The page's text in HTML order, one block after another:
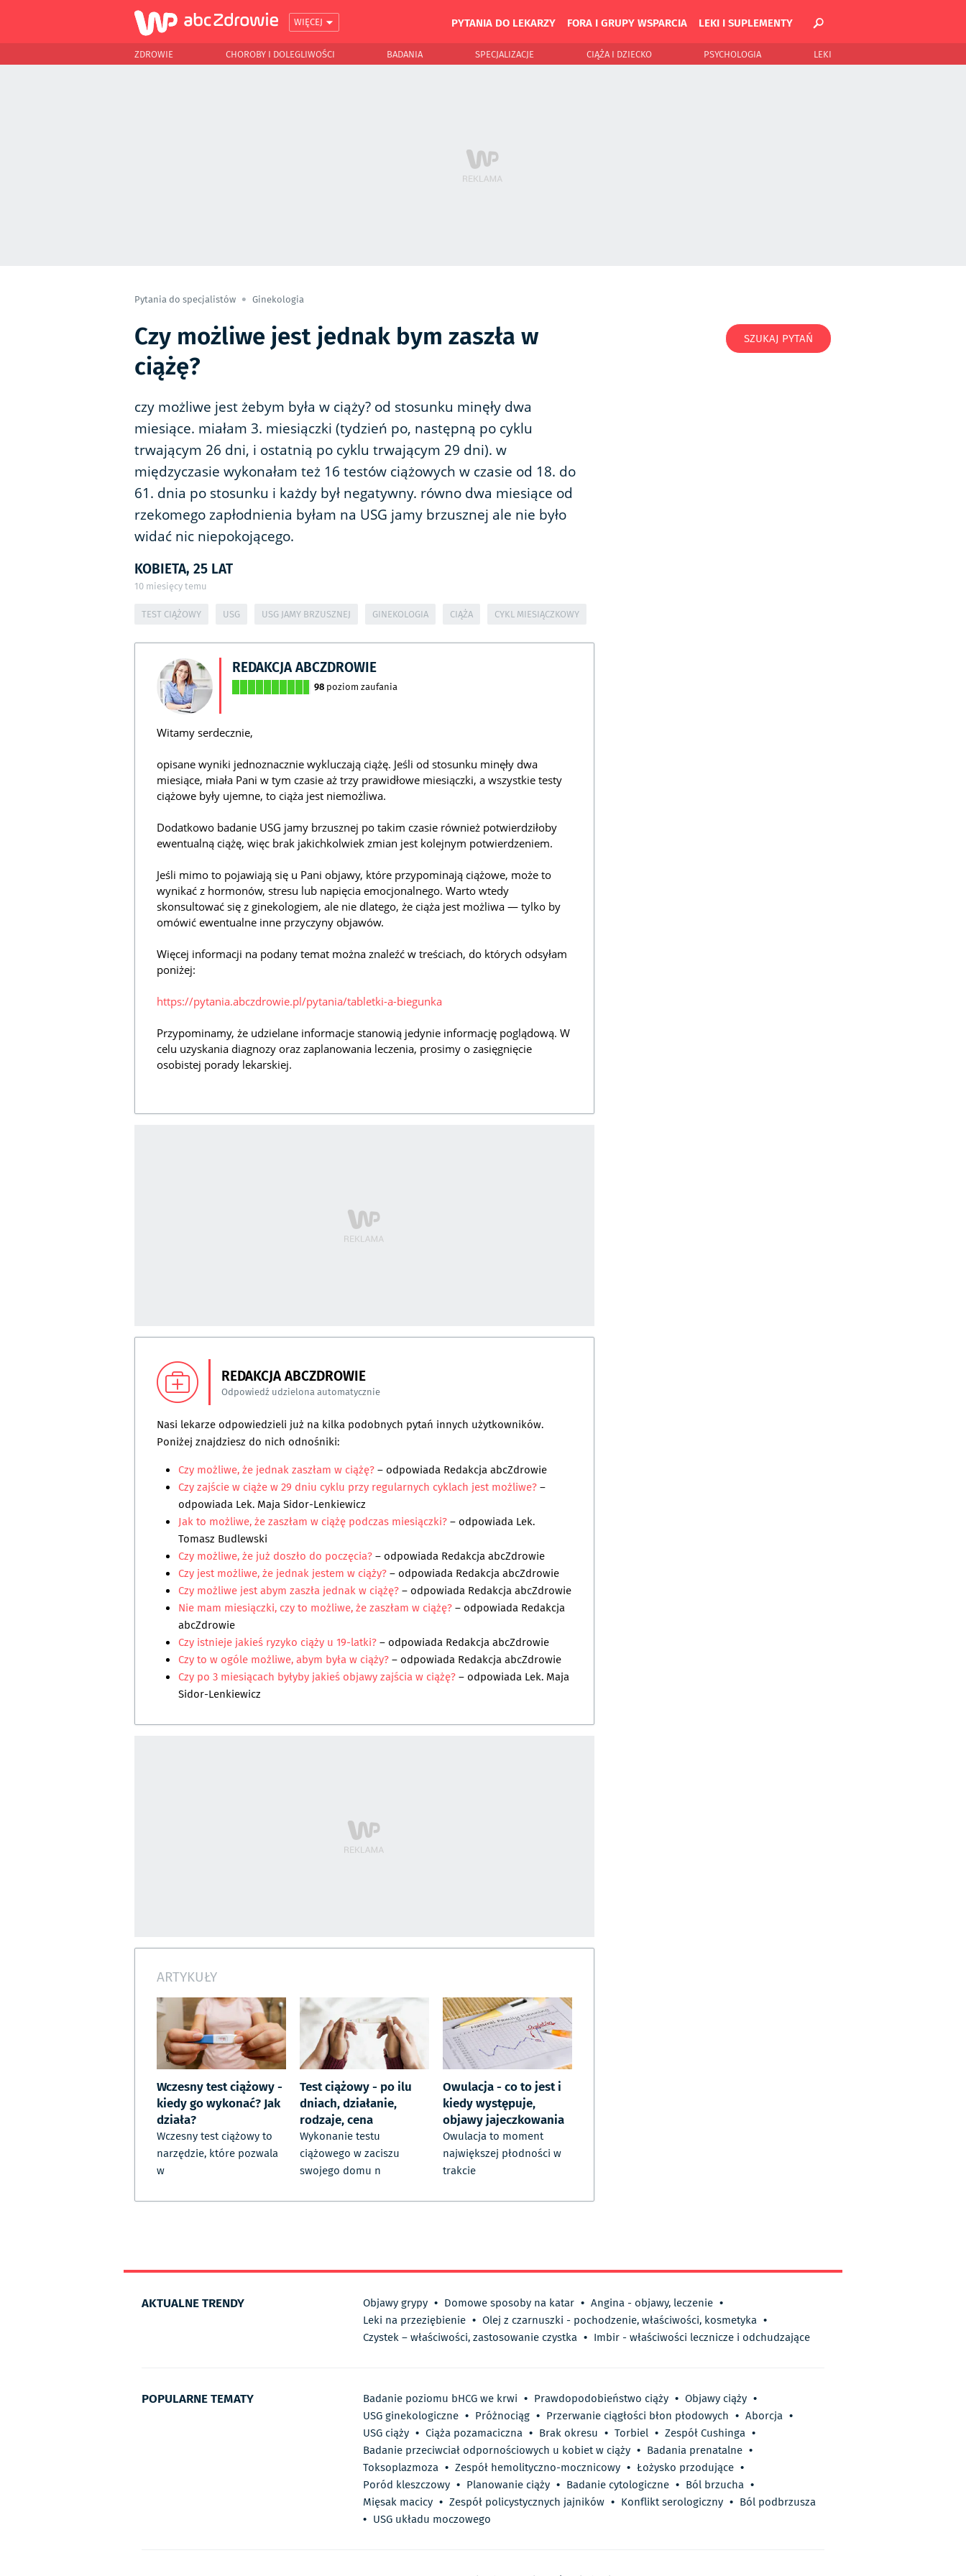
WIĘCEJ PYTANIA DO LEKARZY FORA I GRUPY WSPARCIA LEKI I SUPLEMENTY
ZDROWIE CHOROBY I DOLEGLIWOŚCI BADANIA SPECJALIZACJE CIĄŻA I DZIECKO PSYCHOLOGIA LEKI
Pytania do specjalistów Ginekologia
Czy możliwe jest jednak bym zaszła w
ciążę?
czy możliwe jest żebym była w ciąży? od stosunku minęły dwa
miesiące. miałam 3. miesiączki (tydzień po, następną po cyklu
trwającym 26 dni, i ostatnią po cyklu trwającym 29 dni). w
międzyczasie wykonałam też 16 testów ciążowych w czasie od 18. do
61. dnia po stosunku i każdy był negatywny. równo dwa miesiące od
rzekomego zapłodnienia byłam na USG jamy brzusznej ale nie było
widać nic niepokojącego.
KOBIETA, 25 LAT
10 miesięcy temu
TEST CIĄŻOWY USG USG JAMY BRZUSZNEJ GINEKOLOGIA CIĄŻA CYKL MIESIĄCZKOWY
REDAKCJA ABCZDROWIE
98 poziom zaufania
Witamy serdecznie,
opisane wyniki jednoznacznie wykluczają ciążę. Jeśli od stosunku minęły dwa
miesiące, miała Pani w tym czasie aż trzy prawidłowe miesiączki, a wszystkie testy
ciążowe były ujemne, to ciąża jest niemożliwa.
Dodatkowo badanie USG jamy brzusznej po takim czasie również potwierdziłoby
ewentualną ciążę, więc brak jakichkolwiek zmian jest kolejnym potwierdzeniem.
Jeśli mimo to pojawiają się u Pani objawy, które przypominają ciążowe, może to
wynikać z hormonów, stresu lub napięcia emocjonalnego. Warto wtedy
skonsultować się z ginekologiem, ale nie dlatego, że ciąża jest możliwa — tylko by
omówić ewentualne inne przyczyny objawów.
Więcej informacji na podany temat można znaleźć w treściach, do których odsyłam
poniżej:
https://pytania.abczdrowie.pl/pytania/tabletki-a-biegunka
Przypominamy, że udzielane informacje stanowią jedynie informację poglądową. W
celu uzyskania diagnozy oraz zaplanowania leczenia, prosimy o zasięgnięcie
osobistej porady lekarskiej.
REDAKCJA ABCZDROWIE
Odpowiedź udzielona automatycznie
Nasi lekarze odpowiedzieli już na kilka podobnych pytań innych użytkowników.
Poniżej znajdziesz do nich odnośniki:
Czy możliwe, że jednak zaszłam w ciążę?– odpowiada Redakcja abcZdrowie
Czy zajście w ciąże w 29 dniu cyklu przy regularnych cyklach jest możliwe?–
odpowiada Lek. Maja Sidor-Lenkiewicz
Jak to możliwe, że zaszłam w ciążę podczas miesiączki?– odpowiada Lek.
Tomasz Budlewski
Czy możliwe, że już doszło do poczęcia?– odpowiada Redakcja abcZdrowie
Czy jest możliwe, że jednak jestem w ciąży?– odpowiada Redakcja abcZdrowie
Czy możliwe jest abym zaszła jednak w ciążę?– odpowiada Redakcja abcZdrowie
Nie mam miesiączki, czy to możliwe, że zaszłam w ciążę?– odpowiada Redakcja
abcZdrowie
Czy istnieje jakieś ryzyko ciąży u 19-latki?– odpowiada Redakcja abcZdrowie
Czy to w ogóle możliwe, abym była w ciąży?– odpowiada Redakcja abcZdrowie
Czy po 3 miesiącach byłyby jakieś objawy zajścia w ciążę?– odpowiada Lek. Maja
Sidor-Lenkiewicz
ARTYKUŁY
Wczesny test ciążowy -
kiedy go wykonać? Jak
działa?
Wczesny test ciążowy to
narzędzie, które pozwala
w
Test ciążowy - po ilu
dniach, działanie,
rodzaje, cena
Wykonanie testu
ciążowego w zaciszu
swojego domu n
Owulacja - co to jest i
kiedy występuje,
objawy jajeczkowania
Owulacja to moment
największej płodności w
trakcie
SZUKAJ PYTAŃ
AKTUALNE TRENDY Objawy grypy • Domowe sposoby na katar • Angina - objawy, leczenie •
Leki na przeziębienie • Olej z czarnuszki - pochodzenie, właściwości, kosmetyka •
Czystek – właściwości, zastosowanie czystka • Imbir - właściwości lecznicze i odchudzające
POPULARNE TEMATY Badanie poziomu bHCG we krwi • Prawdopodobieństwo ciąży • Objawy ciąży •
USG ginekologiczne • Próżnociąg • Przerwanie ciągłości błon płodowych • Aborcja •
USG ciąży • Ciąża pozamaciczna • Brak okresu • Torbiel • Zespół Cushinga •
Badanie przeciwciał odpornościowych u kobiet w ciąży • Badania prenatalne •
Toksoplazmoza • Zespół hemolityczno-mocznicowy • Łożysko przodujące •
Poród kleszczowy • Planowanie ciąży • Badanie cytologiczne • Ból brzucha •
Mięsak macicy • Zespół policystycznych jajników • Konflikt serologiczny • Ból podbrzusza
• USG układu moczowego